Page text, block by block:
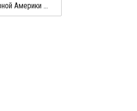
Экспорт и продажи ЛПНП из Северной Америки выросли в январе